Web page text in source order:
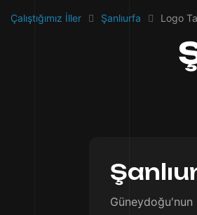
Çalıştığımız İller Şanlıurfa Logo